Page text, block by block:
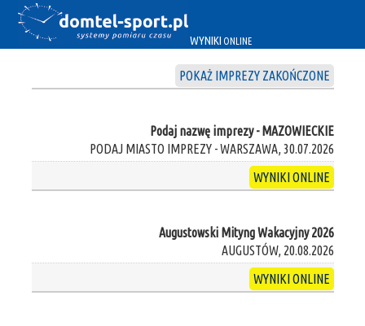
WYNIKI ONLINE
POKAŻ IMPREZY ZAKOŃCZONE
Podaj nazwę imprezy - MAZOWIECKIE
PODAJ MIASTO IMPREZY - WARSZAWA, 30.07.2026
WYNIKI ONLINE
Augustowski Mityng Wakacyjny 2026
AUGUSTÓW, 20.08.2026
WYNIKI ONLINE